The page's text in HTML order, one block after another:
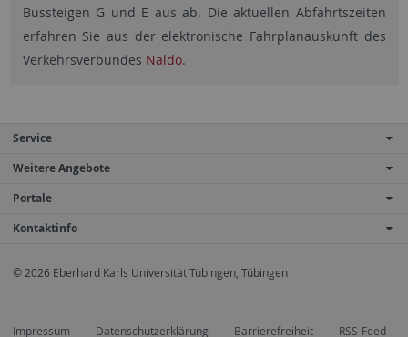
Bussteigen G und E aus ab. Die aktuellen Abfahrtszeiten
erfahren Sie aus der elektronische Fahrplanauskunft des
Verkehrsverbundes Naldo.
Service
Weitere Angebote
Portale
Kontaktinfo
© 2026 Eberhard Karls Universität Tübingen, Tübingen
Impressum Datenschutzerklärung Barrierefreiheit RSS-Feed